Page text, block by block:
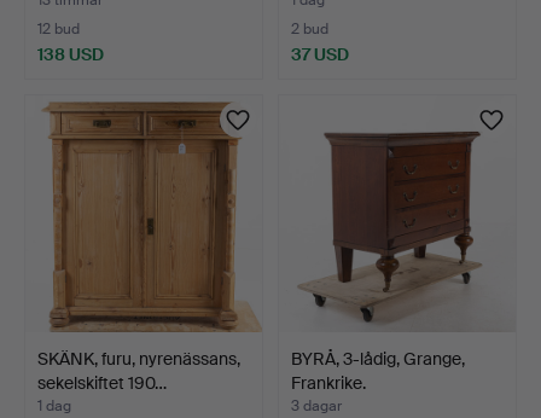
12 bud
138 USD
2 bud
37 USD
SKÄNK, furu, nyrenässans,
sekelskiftet 190…
1 dag
BYRÅ, 3-lådig, Grange,
Frankrike.
3 dagar